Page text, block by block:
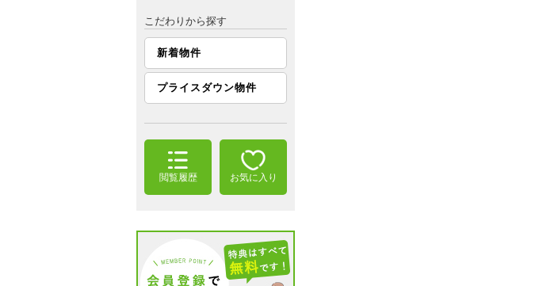
こだわりから探す
新着物件
プライスダウン物件
閲覧履歴 お気に入り